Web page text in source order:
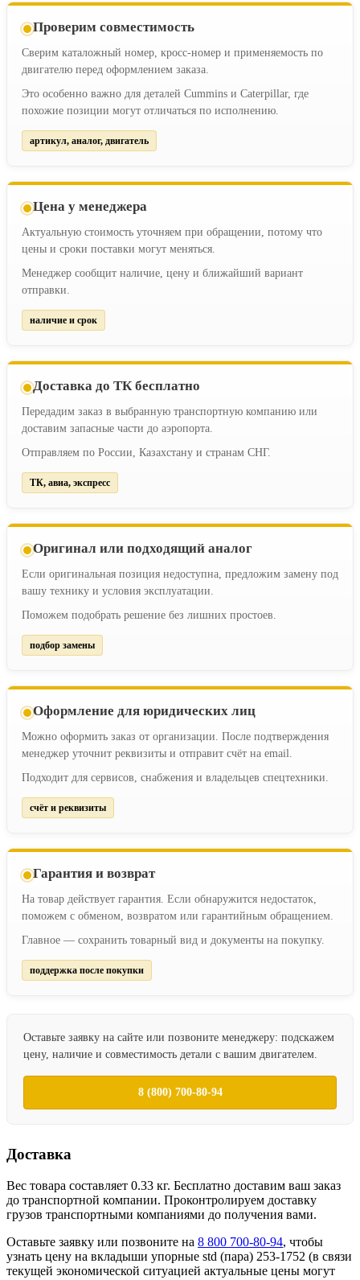
Проверим совместимость
Сверим каталожный номер, кросс-номер и применяемость по
двигателю перед оформлением заказа.
Это особенно важно для деталей Cummins и Caterpillar, где
похожие позиции могут отличаться по исполнению.
артикул, аналог, двигатель
Цена у менеджера
Актуальную стоимость уточняем при обращении, потому что
цены и сроки поставки могут меняться.
Менеджер сообщит наличие, цену и ближайший вариант
отправки.
наличие и срок
Доставка до ТК бесплатно
Передадим заказ в выбранную транспортную компанию или
доставим запасные части до аэропорта.
Отправляем по России, Казахстану и странам СНГ.
ТК, авиа, экспресс
Оригинал или подходящий аналог
Если оригинальная позиция недоступна, предложим замену под
вашу технику и условия эксплуатации.
Поможем подобрать решение без лишних простоев.
подбор замены
Оформление для юридических лиц
Можно оформить заказ от организации. После подтверждения
менеджер уточнит реквизиты и отправит счёт на email.
Подходит для сервисов, снабжения и владельцев спецтехники.
счёт и реквизиты
Гарантия и возврат
На товар действует гарантия. Если обнаружится недостаток,
поможем с обменом, возвратом или гарантийным обращением.
Главное — сохранить товарный вид и документы на покупку.
поддержка после покупки
Оставьте заявку на сайте или позвоните менеджеру: подскажем
цену, наличие и совместимость детали с вашим двигателем.
8 (800) 700-80-94
Доставка
Вес товара составляет 0.33 кг. Бесплатно доставим ваш заказ
до транспортной компании. Проконтролируем доставку
грузов транспортными компаниями до получения вами.
Оставьте заявку или позвоните на 8 800 700-80-94, чтобы
узнать цену на вкладыши упорные std (пара) 253-1752 (в связи
текущей экономической ситуацией актуальные цены могут